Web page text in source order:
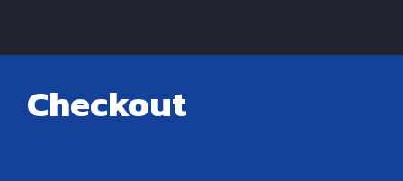
Checkout